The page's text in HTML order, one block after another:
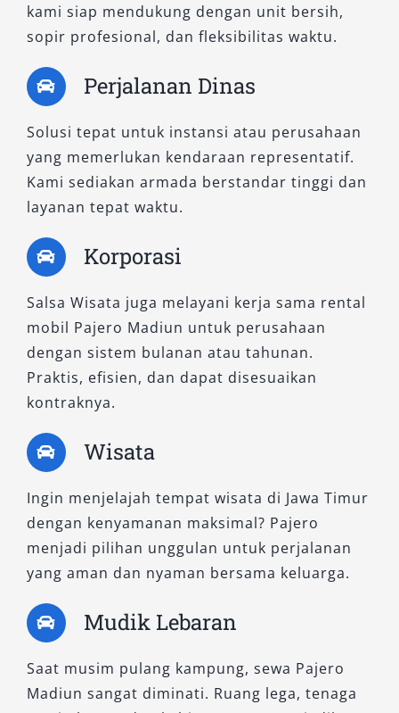
Manfaat utama:Fitur premium, performa
menyenangkan di segala medan.
B. Tipe 4×2 WD – Untuk Kebutuhan
Harian dan Perjalanan Antarkota
1. Pajero Exceed AT 4×2
Dirancang untuk kenyamanan perjalanan jarak
menengah hingga jauh, Exceed AT 4×2 menjadi
favorit keluarga dan pengguna individu yang
ingin merasakan ketangguhan Pajero dalam
format yang lebih terjangkau. Dengan
penggerak roda belakang, mobil ini efisien
untuk penggunaan dalam kota dan antar
Cocok untuk: Keluarga, wisatawan, atau
kebutuhan operasional rutin.
Manfaat utama:
Interior lega, suspensi
nyaman, harga sewa Pajero yang ekonomis.
2. Pajero Dakar AT 4×2
Varian Dakar 4×2 menyuguhkan perpaduan
antara desain mewah dan fitur canggih dalam
kami siap mendukung dengan unit bersih,
sopir profesional, dan fleksibilitas waktu.
Perjalanan Dinas
Solusi tepat untuk instansi atau perusahaan
yang memerlukan kendaraan representatif.
Kami sediakan armada berstandar tinggi dan
layanan tepat waktu.
Korporasi
Salsa Wisata juga melayani kerja sama rental
mobil Pajero Madiun untuk perusahaan
dengan sistem bulanan atau tahunan.
Praktis, efisien, dan dapat disesuaikan
kontraknya.
Wisata
Ingin menjelajah tempat wisata di Jawa Timur
dengan kenyamanan maksimal? Pajero
menjadi pilihan unggulan untuk perjalanan
yang aman dan nyaman bersama keluarga.
Mudik Lebaran
Saat musim pulang kampung, sewa Pajero
Madiun sangat diminati. Ruang lega, tenaga